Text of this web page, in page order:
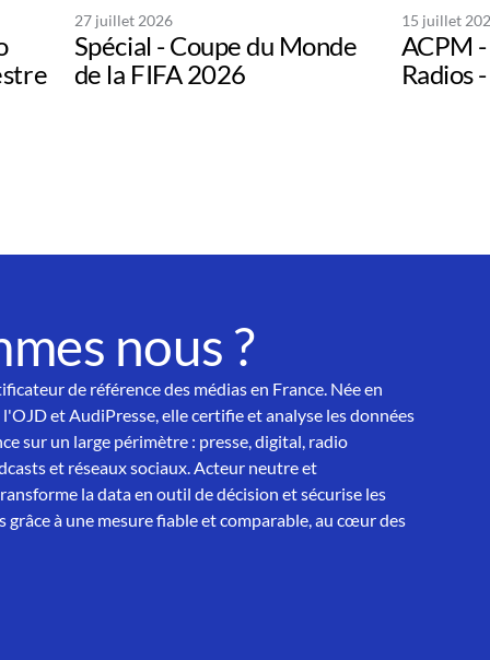
27 juillet 2026
Spécial - Coupe du Monde
de la FIFA 2026
15 juillet
ACPM
Radios
nous ?
de référence des médias en France. Née en
et AudiPresse, elle certifie et analyse les données
sur un large périmètre : presse, digital, radio
et réseaux sociaux. Acteur neutre et
la data en outil de décision et sécurise les
grâce à une mesure fiable et comparable, au cœur des